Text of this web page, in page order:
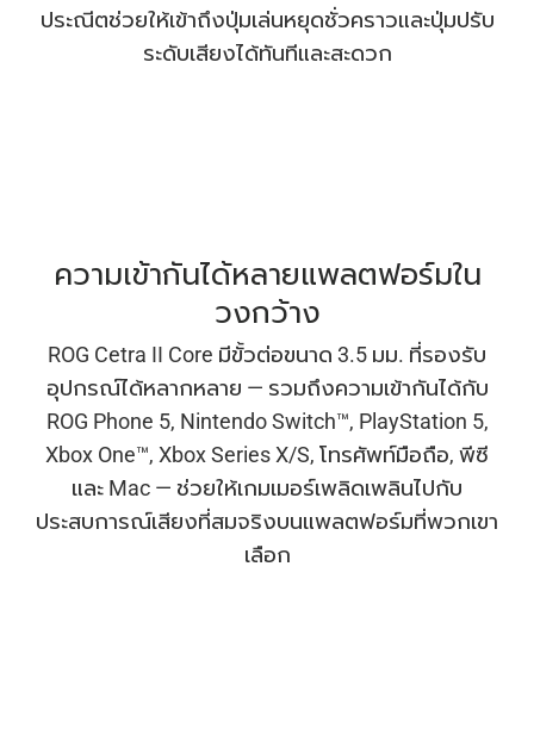
ประณีตช่วยให้เข้าถึงปุ่มเล่นหยุดชั่วคราวและปุ่มปรับ
ระดับเสียงได้ทันทีและสะดวก
ความเข้ากันได้หลายแพลตฟอร์มใน
วงกว้าง
ROG Cetra II Core มีขั้วต่อขนาด 3.5 มม. ที่รองรับ
อุปกรณ์ได้หลากหลาย — รวมถึงความเข้ากันได้กับ
ROG Phone 5, Nintendo Switch™, PlayStation 5,
Xbox One™, Xbox Series X/S, โทรศัพท์มือถือ, พีซี
และ Mac — ช่วยให้เกมเมอร์เพลิดเพลินไปกับ
ประสบการณ์เสียงที่สมจริงบนแพลตฟอร์มที่พวกเขา
เลือก